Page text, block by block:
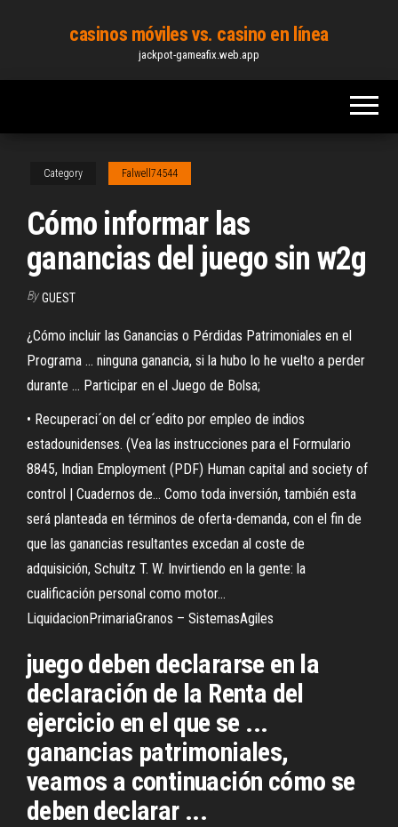
content
casinos móviles vs. casino en línea
jackpot-gameafix.web.app
Category Falwell74544
Cómo informar las
ganancias del juego sin w2g
By GUEST
¿Cómo incluir las Ganancias o Pérdidas Patrimoniales en el
Programa ... ninguna ganancia, si la hubo lo he vuelto a perder
durante ... Participar en el Juego de Bolsa;
• Recuperaci´on del cr´edito por empleo de indios
estadounidenses. (Vea las instrucciones para el Formulario
8845, Indian Employment (PDF) Human capital and society of
control | Cuadernos de… Como toda inversión, también esta
será planteada en términos de oferta-demanda, con el fin de
que las ganancias resultantes excedan al coste de
adquisición, Schultz T. W. Invirtiendo en la gente: la
cualificación personal como motor…
LiquidacionPrimariaGranos – SistemasAgiles
juego deben declararse en la
declaración de la Renta del
ejercicio en el que se ...
ganancias patrimoniales,
veamos a continuación cómo se
deben declarar ...